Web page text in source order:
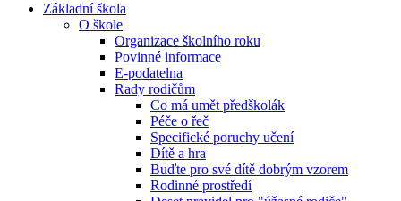
Základní škola
O škole
Organizace školního roku
Povinné informace
E-podatelna
Rady rodičům
Co má umět předškolák
Péče o řeč
Specifické poruchy učení
Dítě a hra
Buďte pro své dítě dobrým vzorem
Rodinné prostředí